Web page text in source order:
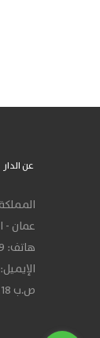
عن الدار
عمان -
هاتف:
الإيميل:
ص.ب 7218 عمان 1118 الأردن